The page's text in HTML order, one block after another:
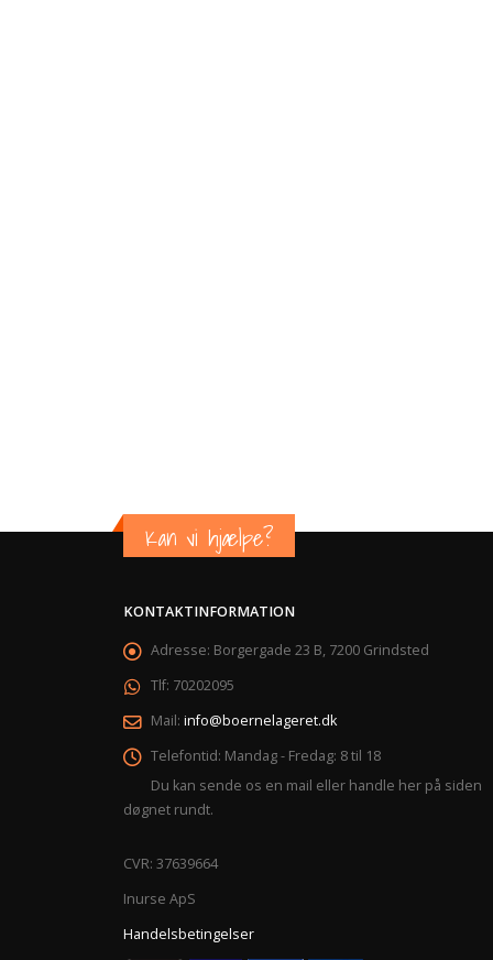
Kan vi hjælpe?
KONTAKTINFORMATION
Adresse: Borgergade 23 B, 7200 Grindsted
Tlf: 70202095
Mail: info@boernelageret.dk
Telefontid: Mandag - Fredag: 8 til 18
Du kan sende os en mail eller handle her på siden
døgnet rundt.
CVR: 37639664
Inurse ApS
Handelsbetingelser